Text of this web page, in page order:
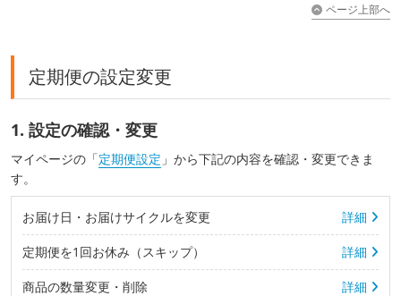
ページ上部へ
定期便の設定変更
1. 設定の確認・変更
マイページの「定期便設定 」から下記の内容を確認・変更できま
す。
お届け日・お届けサイクルを変更 詳細
定期便を1回お休み（スキップ） 詳細
商品の数量変更・削除 詳細